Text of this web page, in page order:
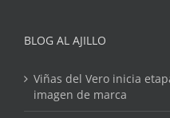
BLOG AL AJILLO
Viñas del Vero inicia
imagen de marca